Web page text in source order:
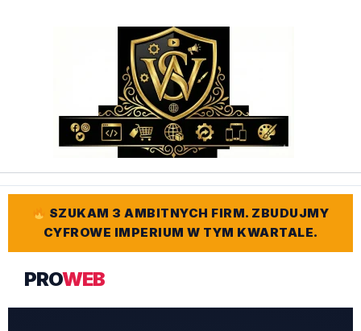
SZUKAM 3 AMBITNYCH FIRM. ZBUDUJMY
CYFROWE IMPERIUM W TYM KWARTALE.
PROWEB